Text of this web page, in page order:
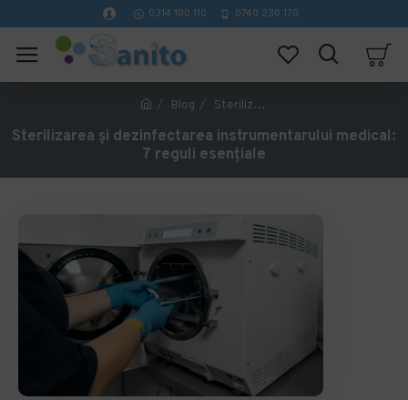
0314 100 110 0740 230 170
Blog Sterilizarea și dezinfectarea instrumentarului medical: 7 reguli esențiale
Sterilizarea și dezinfectarea instrumentarului medical:
7 reguli esențiale